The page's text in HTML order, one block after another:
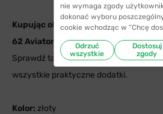
Kupując okulary przeciwsłoneczne
62 Aviator otrzymujesz w zestawie
Sprawdź także naszą ofertę na
wszystkie praktyczne dodatki.
Kolor: złoty
nie wymaga zgody
dokonać wyboru
cookie wchodząc w “Chcę
Odrzuć
wszystkie
Dostosuj
zgody